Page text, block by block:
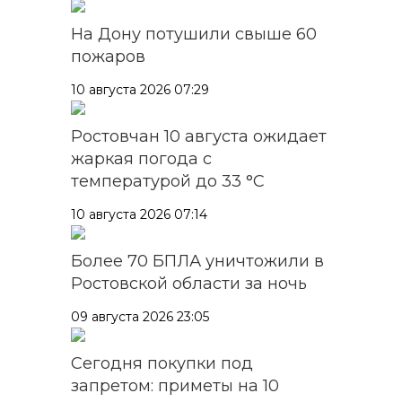
На Дону потушили свыше 60
пожаров
10 августа 2026 07:29
Ростовчан 10 августа ожидает
жаркая погода с
температурой до 33 °C
10 августа 2026 07:14
Более 70 БПЛА уничтожили в
Ростовской области за ночь
09 августа 2026 23:05
Сегодня покупки под
запретом: приметы на 10